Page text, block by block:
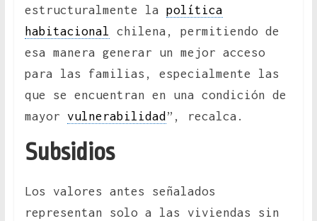
estructuralmente la política
habitacional chilena, permitiendo de
esa manera generar un mejor acceso
para las familias, especialmente las
que se encuentran en una condición de
mayor vulnerabilidad ”, recalca.
Subsidios
Los valores antes señalados
representan solo a las viviendas sin